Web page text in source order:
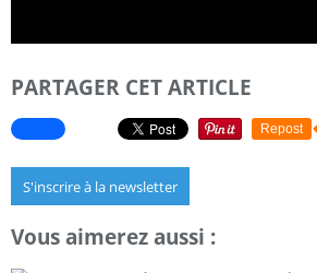
PARTAGER CET ARTICLE
Repost
S'inscrire à la newsletter
Vous aimerez aussi :